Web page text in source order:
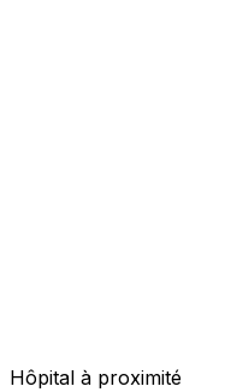
Hôpital à proximité